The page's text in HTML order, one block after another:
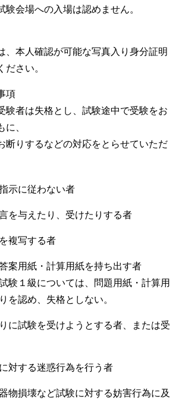
験会場への入場は認めません。
、本人確認が可能な写真入り身分証明
ださい。
項
験者は失格とし、試験途中で受験をお
に、
断りするなどの対応をとらせていただ
示に従わない者
を与えたり、受けたりする者
複写する者
案用紙・計算用紙を持ち出す者
験１級については、問題用紙・計算用
を認め、失格としない。
に試験を受けようとする者、または受
対する迷惑行為を行う者
物損壊など試験に対する妨害行為に及